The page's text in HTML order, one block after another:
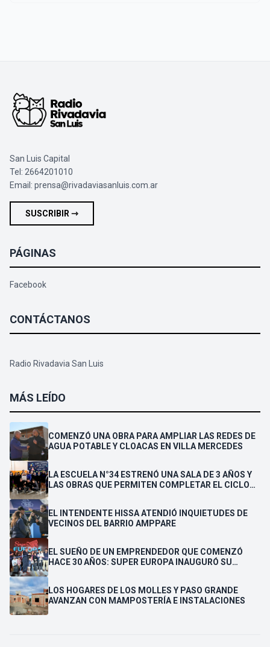
San Luis Capital
Tel: 2664201010
Email: prensa@rivadaviasanluis.com.ar
SUSCRIBIR ⇾
PÁGINAS
Facebook
CONTÁCTANOS
Radio Rivadavia San Luis
MÁS LEÍDO
COMENZÓ UNA OBRA PARA AMPLIAR LAS REDES DE
AGUA POTABLE Y CLOACAS EN VILLA MERCEDES
LA ESCUELA N°34 ESTRENÓ UNA SALA DE 3 AÑOS Y
LAS OBRAS QUE PERMITEN COMPLETAR EL CICLO
EL INTENDENTE HISSA ATENDIÓ INQUIETUDES DE
VECINOS DEL BARRIO AMPPARE
EL SUEÑO DE UN EMPRENDEDOR QUE COMENZÓ
HACE 30 AÑOS: SUPER EUROPA INAUGURÓ SU
LOS HOGARES DE LOS MOLLES Y PASO GRANDE
AVANZAN CON MAMPOSTERÍA E INSTALACIONES